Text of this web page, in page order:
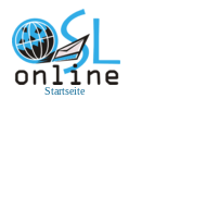
Startseite